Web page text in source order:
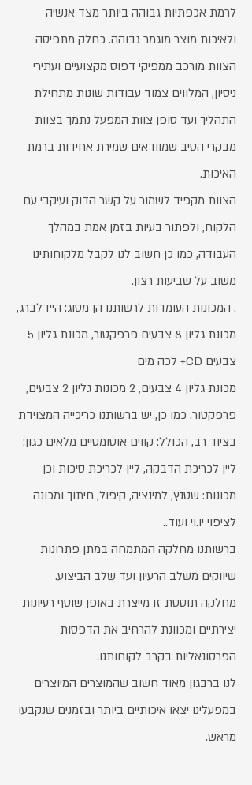
לרמת אכפתיות גבוהה ביותר מצד אנשיה
ולאיכות מוצר מוגמר גבוהה. כחלק מתפיסה
הצוות מורכב ממפיקי דפוס מקצועיים ועתירי
ניסיון, המלווים צמוד עבודות שונות מתחילת
התהליך ועד סופן צוות המפעל נתמך בצוות
מבקרי הטיב שמוודאים שמירת אחידות ברמת
האיכות.
הצוות מקפיד לשמור על קשר הדוק ועיקבי עם
הלקוח, ולפתור בעיות בזמן אמת במהלך
העבודה, כמו כן חשוב לנו לקבל מלקוחותינו
משוב על שביעות רצון.
. המכונות העומדות לרשותנו הן מסוג: היידלברג,
מכונת גליון 8 צבעים פרפקטור, מכונת גליון 5
צבעים CD+ לכה מים
מכונת גליון 4 צבעים, 2 מכונות גליון 2 צבעים,
פרפקטור. כמו כן, יש ברשותנו כריכייה המצוידת
בציוד רב, הכולל: קווים אוטומטיים מלאים כגון:
ליין לכריכת הדבקה, ליין לכריכת סיכות וכן
מכונות: שטנץ, למינציה, קיפול, חיתוך ומכונה
לציפוי יו.וי ועוד..
ברשותנו מחלקה המתמחה במתן פתרונות
שיווקים משלב הרעיון ועד שלב הביצוע.
מחלקה תוססת זו מייצרת באופן שוטף רעיונות
יצירתיים ומכוונת להרחיב את הדפסות
הפרסונאליות בקרב לקוחותנו.
לנו ברבגון מאוד חשוב שהמוצרים המיוצרים
במפעלינו יצאו איכותיים ביותר ובזמנים שנקבעו
מראש.